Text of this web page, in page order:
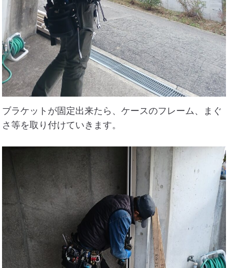
ブラケットが固定出来たら、ケースのフレーム、まぐ
さ等を取り付けていきます。